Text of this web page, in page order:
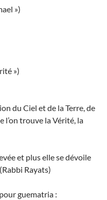
»)
»)
du Ciel et de la Terre, de
l’on trouve la Vérité, la
et plus elle se dévoile
Rayats)
guematria :